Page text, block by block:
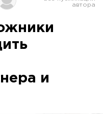
Оренбург
и